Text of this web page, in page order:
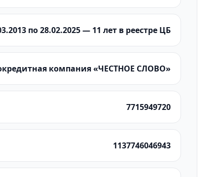
по 28.02.2025 — 11 лет в реестре ЦБ
компания «ЧЕСТНОЕ СЛОВО»
7715949720
1137746046943